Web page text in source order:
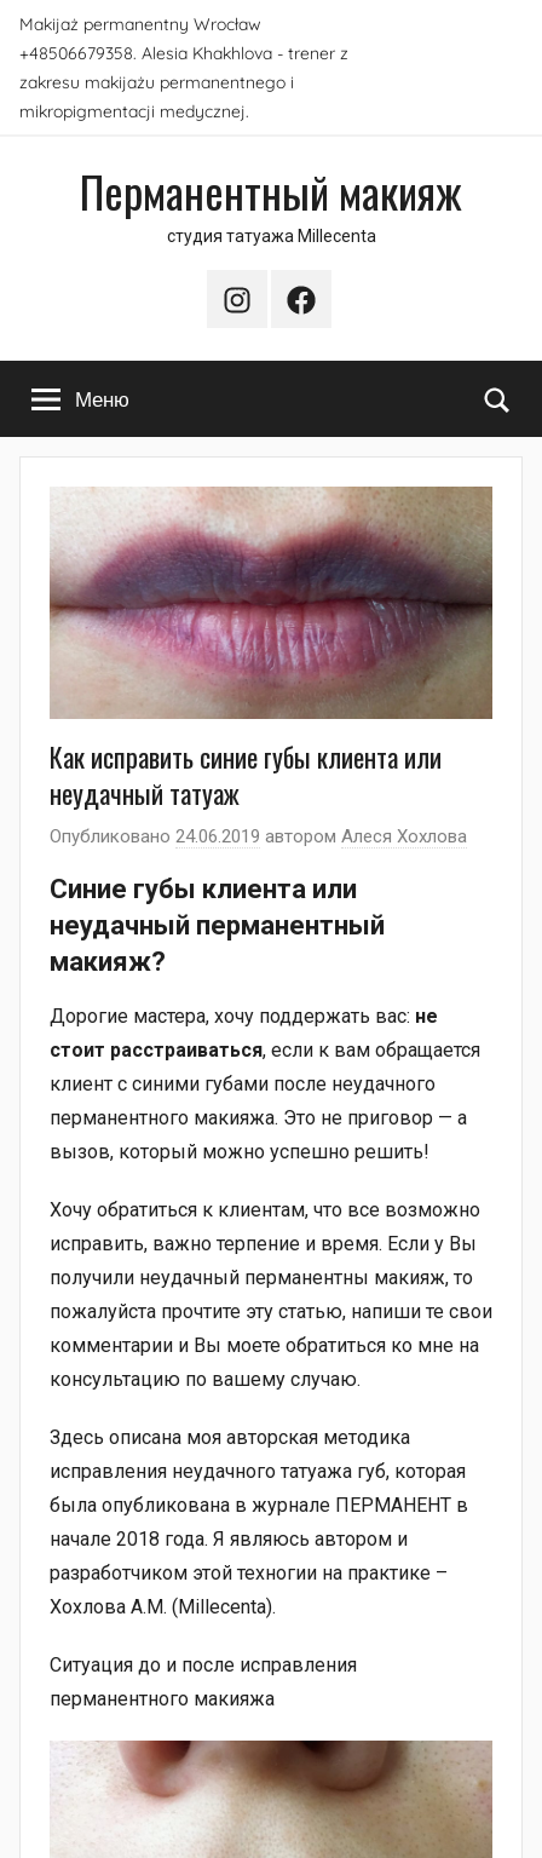
Перейти
содержимому
Makijaż permanentny Wrocław
+48506679358. Alesia Khakhlova - trener z
zakresu makijażu permanentnego i
mikropigmentacji medycznej.
Перманентный макияж
студия татуажа Millecenta
InstagramFacebook
Меню
Как исправить синие губы клиента или
неудачный татуаж
Опубликовано 24.06.2019 автором Алеся Хохлова
Синие губы клиента или
неудачный перманентный
макияж?
Дорогие мастера, хочу поддержать вас: не
стоит расстраиваться, если к вам обращается
клиент с синими губами после неудачного
перманентного макияжа. Это не приговор — а
вызов, который можно успешно решить!
Хочу обратиться к клиентам, что все возможно
исправить, важно терпение и время. Если у Вы
получили неудачный перманентны макияж, то
пожалуйста прочтите эту статью, напиши те свои
комментарии и Вы моете обратиться ко мне на
консультацию по вашему случаю.
Здесь описана моя авторская методика
исправления неудачного татуажа губ, которая
была опубликована в журнале ПЕРМАНЕНТ в
начале 2018 года. Я являюсь автором и
разработчиком этой техногии на практике –
Хохлова А.М. (Millecenta).
Ситуация до и после исправления
перманентного макияжа